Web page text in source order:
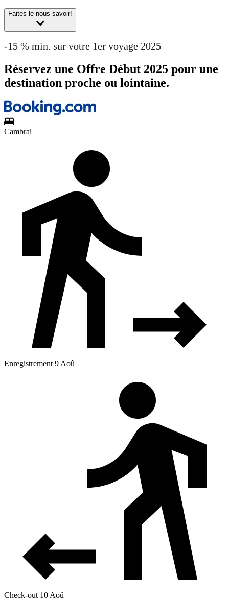
Faites le nous savoir!
-15 % min. sur votre 1er voyage 2025
Réservez une Offre Début 2025 pour une
destination proche ou lointaine.
Cambrai
Enregistrement 9 Aoû
Check-out 10 Aoû